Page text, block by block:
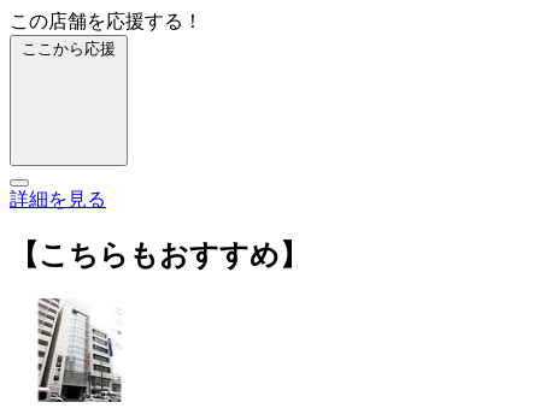
この店舗を応援する！
ここから応援
詳細を見る
【こちらもおすすめ】